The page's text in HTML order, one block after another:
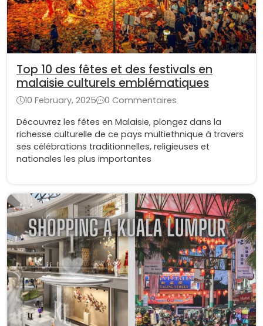
Top 10 des fêtes et des festivals en
malaisie culturels emblématiques
10 February, 2025
0 Commentaires
Découvrez les fêtes en Malaisie, plongez dans la
richesse culturelle de ce pays multiethnique à travers
ses célébrations traditionnelles, religieuses et
nationales les plus importantes